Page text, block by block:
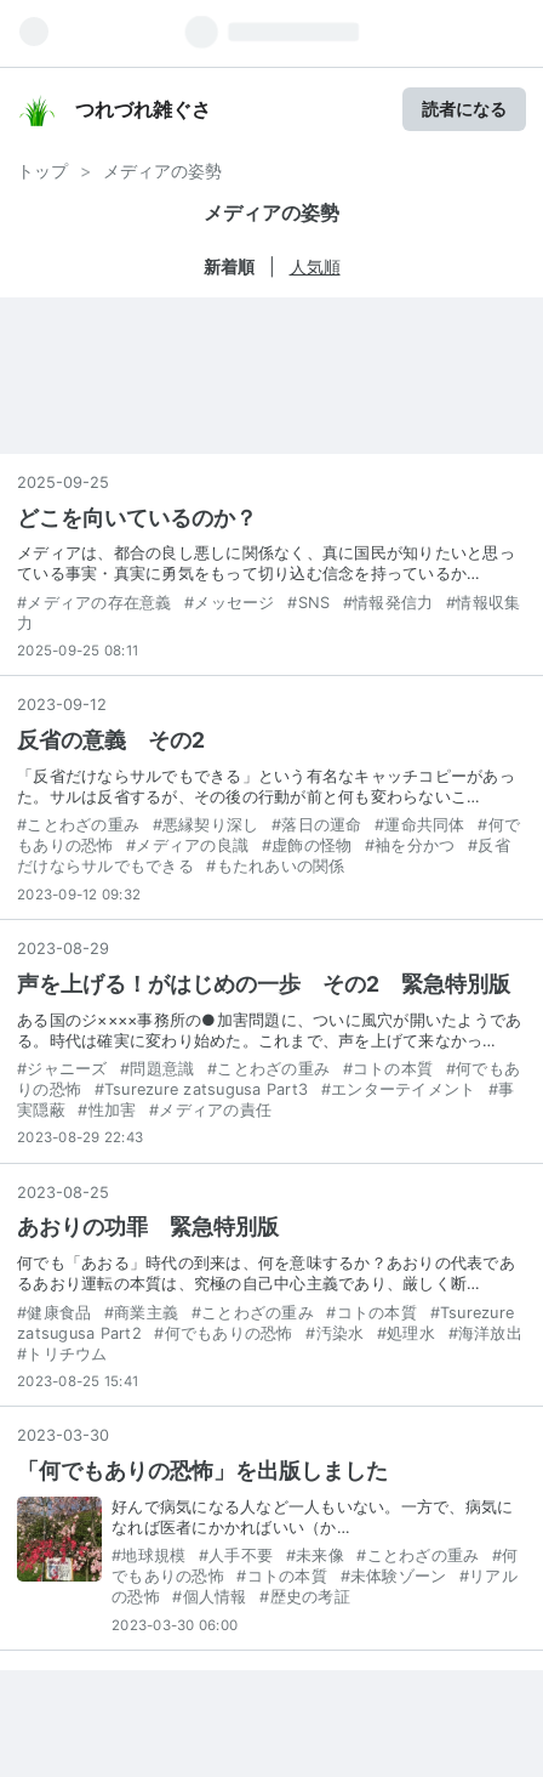
つれづれ雑ぐさ 読者になる
トップ > メディアの姿勢
メディアの姿勢
新着順 人気順
2025-09-25
どこを向いているのか？
メディアは、都合の良し悪しに関係なく、真に国民が知りたいと思っ
ている事実・真実に勇気をもって切り込む信念を持っているか…
# メディアの存在意義 # メッセージ #SNS #情報発信力 #情報収集
力
2025-09-25 08:11
2023-09-12
反省の意義 その2
「反省だけならサルでもできる」という有名なキャッチコピーがあっ
た。サルは反省するが、その後の行動が前と何も変わらないこ…
#ことわざの重み #悪縁契り深し #落日の運命 #運命共同体 #何で
もありの恐怖
#メディアの良識 #虚飾の怪物 #袖を分かつ #反省
だけならサルでもできる
# もたれあいの関係
2023-09-12 09:32
2023-08-29
声を上げる！がはじめの一歩 その2 緊急特別版
ある国のジ××××事務所の●加害問題に、ついに風穴が開いたようであ
る。時代は確実に変わり始めた。これまで、声を上げて来なかっ…
#ジャニーズ #問題意識 # ことわざの重み #コトの本質 #何でもあ
りの恐怖
#Tsurezure zatsugusa Part3 #エンターテイメント #事
実隠蔽
#性加害 # メディアの責任
2023-08-29 22:43
2023-08-25
あおりの功罪 緊急特別版
何でも「あおる」時代の到来は、何を意味するか？あおりの代表であ
るあおり運転の本質は、究極の自己中心主義であり、厳しく断…
#健康食品 #商業主義 # ことわざの重み # コトの本質 #Tsurezure
zatsugusa Part2
#何でもありの恐怖 #汚染水 #処理水 #海洋放出
# トリチウム
2023-08-25 15:41
2023-03-30
「何でもありの恐怖」を出版しました
好んで病気になる人など一人もいない。一方で、病気に
なれば医者にかかればいい（か…
#地球規模 #人手不要 #未来像 #ことわざの重み #何
でもありの恐怖
# コトの本質 #未体験ゾーン # リアル
の恐怖
#個人情報 #歴史の考証
2023-03-30 06:00